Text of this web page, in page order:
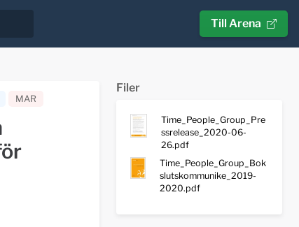
Till Arena
MAR
Filer
Time_People_Group_Pre
ssrelease_2020-06-
26.pdf
Time_People_Group_Bok
slutskommunike_2019-
2020.pdf